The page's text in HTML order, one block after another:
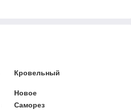
Кровельный
Новое
Саморез